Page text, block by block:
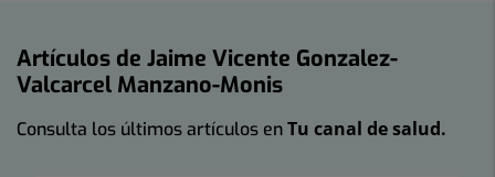
Artículos de Jaime Vicente Gonzalez-
Valcarcel Manzano-Monis
Consulta los últimos artículos enTu canal de salud.